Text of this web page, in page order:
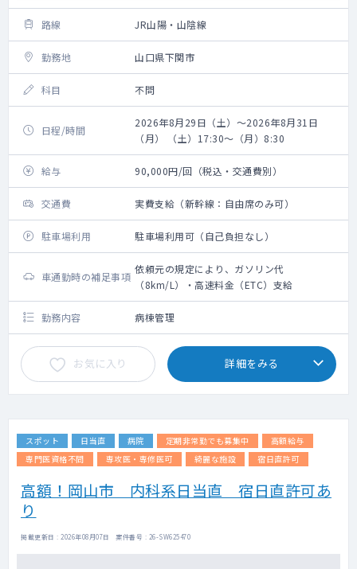
路線 JR山陽・山陰線
勤務地 山口県下関市
科目 不問
日程/時間
2026年8月29日（土）～2026年8月31日
（月） （土）17:30～（月）8:30
給与 90,000円/回（税込・交通費別）
交通費 実費支給（新幹線：自由席のみ可）
駐車場利用 駐車場利用可（自己負担なし）
車通勤時の補足事項
依頼元の規定により、ガソリン代
（8km/L）・高速料金（ETC）支給
勤務内容 病棟管理
お気に入り 詳細をみる
スポット 日当直 病院 定期非常勤でも募集中
高額給与
専門医資格不問
専攻医・専修医可 綺麗な施設 宿日直許可
高額！岡山市 内科系日当直 宿日直許可あ
り
掲載更新日 : 2026年08月07日 案件番号 : 26-SW625470